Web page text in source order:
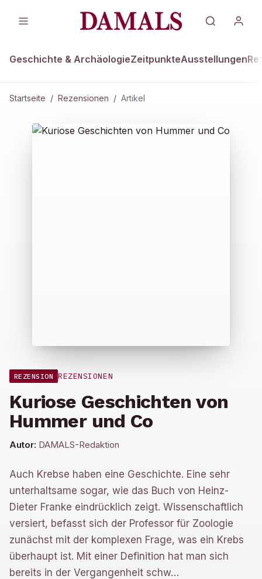
Geschichte & ArchäologieZeitpunkteAusstellungen
Startseite / Rezensionen / Artikel
REZENSION REZENSIONEN
Kuriose Geschichten von
Hummer und Co
Autor: DAMALS-Redaktion
Auch Krebse haben eine Geschichte. Eine sehr
unterhaltsame sogar, wie das Buch von Heinz-
Dieter Franke eindrücklich zeigt. Wissenschaftlich
versiert, befasst sich der Professor für Zoologie
zunächst mit der komplexen Frage, was ein Krebs
überhaupt ist. Mit einer Definition hat man sich
bereits in der Vergangenheit schw…